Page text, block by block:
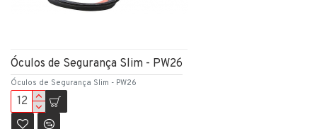
Óculos de Segurança Slim - PW26
Óculos de Segurança Slim - PW26